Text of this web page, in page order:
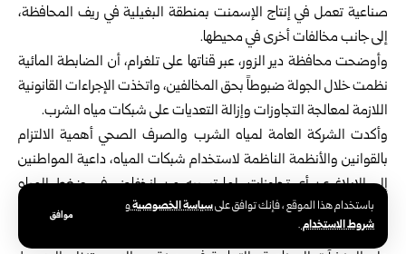
باستخدام هذا الموقع ، فإنك توافق علىسياسة الخصوصيةو
شروط الاستخدام.
موافق
صناعية تعمل في إنتاج الإسمنت بمنطقة البغيلية في ريف المحافظة،
إلى جانب مخالفات أخرى في محيطها.
وأوضحت محافظة دير الزور، عبر قناتها على تلغرام، أن الضابطة المائية
نظمت خلال الجولة ضبوطاً بحق المخالفين، واتخذت الإجراءات القانونية
اللازمة لمعالجة التجاوزات وإزالة التعديات على شبكات مياه الشرب.
وأكدت الشركة العامة لمياه الشرب والصرف الصحي أهمية الالتزام
بالقوانين والأنظمة الناظمة لاستخدام شبكات المياه، داعية المواطنين
إلى الإبلاغ عن أي تجاوزات، لما تسببه من انخفاض في ضغط المياه
وعدم وصولها إلى المناطق البعيدة والطوابق العليا.
يُذكر أن الضابطة المائية في الشركة تنفذ بشكل دوري جولات تفتيشية